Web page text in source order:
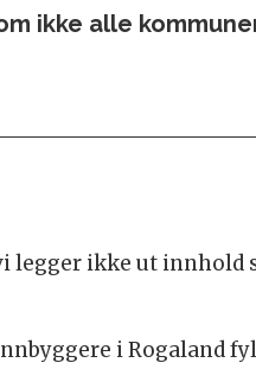
ikke alle
legger ikke ut innhold
i Rogaland